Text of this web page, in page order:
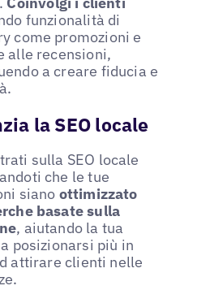
funzionalità di
come promozioni e
alle recensioni,
a creare fiducia e
la SEO locale
sulla SEO locale
che le tue
siano ottimizzato
basate sulla
, aiutando la tua
posizionarsi più in
attirare clienti nelle